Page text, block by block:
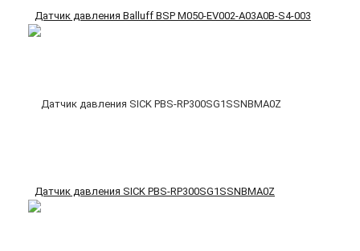
Датчик давления Balluff BSP M050-EV002-A03A0B-S4-003
Датчик давления SICK PBS-RP300SG1SSNBMA0Z